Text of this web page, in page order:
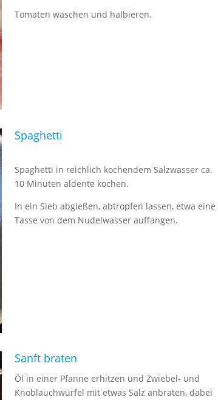
Tomaten waschen und halbieren.
Spaghetti
Spaghetti in reichlich kochendem Salzwasser ca.
10 Minuten aldente kochen.
In ein Sieb abgießen, abtropfen lassen, etwa eine
Tasse von dem Nudelwasser auffangen.
Sanft braten
Öl in einer Pfanne erhitzen und Zwiebel- und
Knoblauchwürfel mit etwas Salz anbraten, dabei